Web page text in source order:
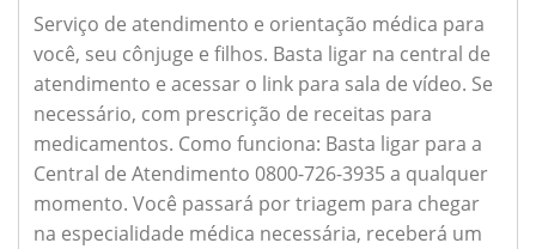
Serviço de atendimento e orientação médica para
você, seu cônjuge e filhos. Basta ligar na central de
atendimento e acessar o link para sala de vídeo. Se
necessário, com prescrição de receitas para
medicamentos. Como funciona: Basta ligar para a
Central de Atendimento 0800-726-3935 a qualquer
momento. Você passará por triagem para chegar
na especialidade médica necessária, receberá um